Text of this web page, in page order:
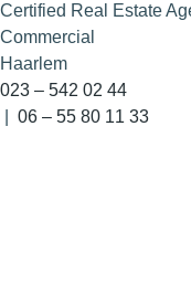
Certified Real Estate
Commercial
Haarlem
023 – 542 02 44
06 – 55 80 11 33